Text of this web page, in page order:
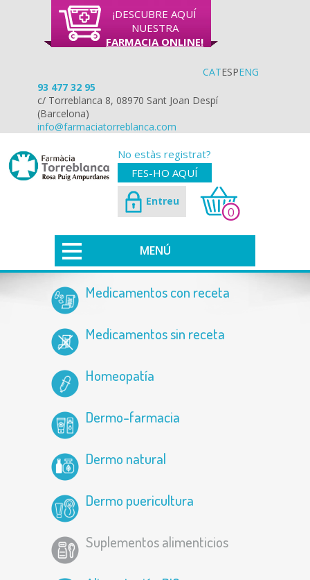
¡DESCUBRE AQUÍ
NUESTRA
FARMACIA ONLINE!
CATESPENG
93 477 32 95
c/ Torreblanca 8, 08970 Sant Joan Despí
(Barcelona)
info@farmaciatorreblanca.com
No estàs registrat?
FES-HO AQUÍ
Entreu
0
MENÚ
Medicamentos con receta
Medicamentos sin receta
Homeopatía
Dermo-farmacia
Dermo natural
Dermo puericultura
Suplementos alimenticios